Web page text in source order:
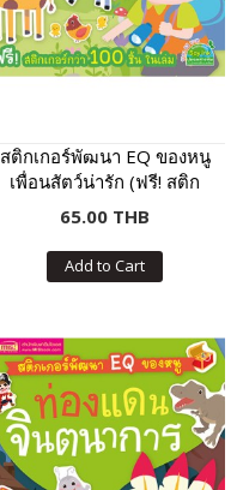
สติกเกอร์พัฒนา EQ ของหนู
เพื่อนสัตว์น่ารัก (ฟรี! สติก
เกอร์กว่า 100 ชิ้น ในเล่ม)
65.00 THB
Add to Cart